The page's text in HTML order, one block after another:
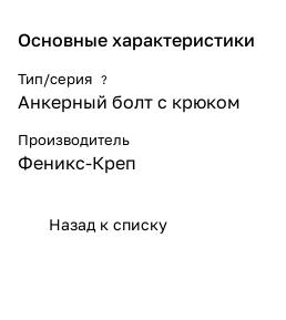
монтажа подвесных систем,
систем, растяжек.
Устанавливается в
просверленное отверстие.
После демонтажа возможно
Основные характеристики
Тип/серия ?
Анкерный болт с крюком
Производитель
Феникс-Креп
Назад к списку